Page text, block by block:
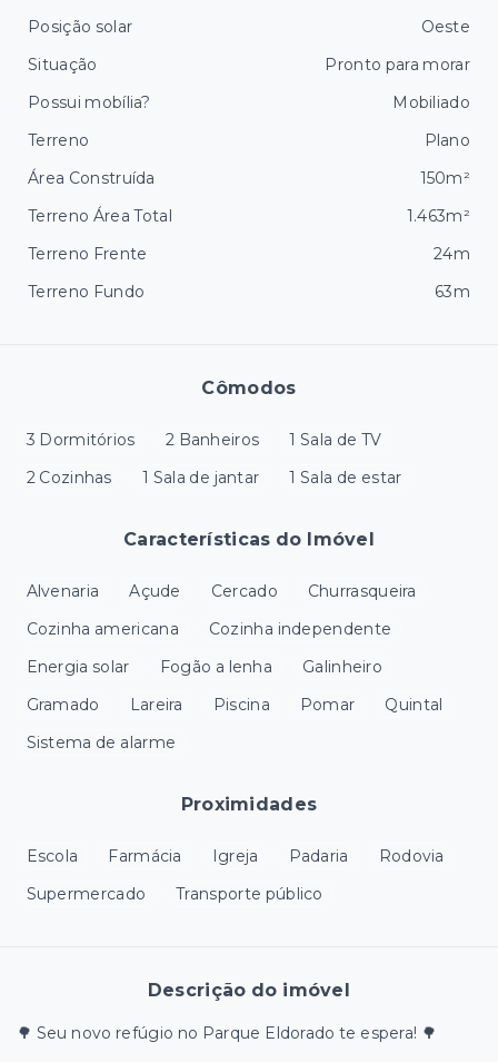
Cômodos
3 Dormitórios 2 Banheiros
1 Sala de TV
2 Cozinhas
1 Sala de jantar 1 Sala de estar
Características do Imóvel
Alvenaria Açude Cercado
Churrasqueira
Cozinha americana
Cozinha independente
Energia solar
Fogão a lenha
Galinheiro
Gramado
Lareira Piscina Pomar
Quintal
Sistema de alarme
Proximidades
Escola Farmácia Igreja Padaria
Rodovia
Supermercado
Transporte público
Descrição do imóvel
🌳 Seu novo refúgio no Parque Eldorado te espera! 🌳
Posição solar
Oeste
Situação
Pronto para morar
Possui mobília?
Mobiliado
Terreno
Plano
Área Construída
150m²
Terreno Área Total
1.463m²
Terreno Frente
24m
Terreno Fundo
63m